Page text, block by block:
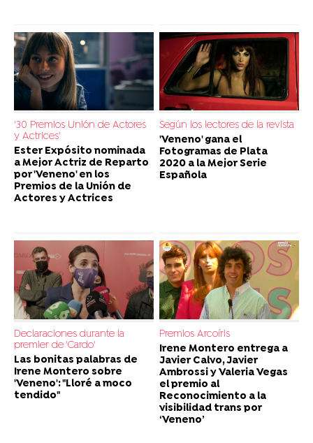
'30 Premios Unión de Actores
y Actrices'
Ester Expósito nominada
a Mejor Actriz de Reparto
por 'Veneno' en los
Premios de la Unión de
Actores y Actrices
Según los lectores de la revista
'Veneno' gana el
Fotogramas de Plata
2020 a la Mejor Serie
Española
Declaraciones durante la
premier de 'Cardo'
Las bonitas palabras de
Irene Montero sobre
'Veneno': "Lloré a moco
tendido"
Premios Arcoíris
Irene Montero entrega a
Javier Calvo, Javier
Ambrossi y Valeria Vegas
el premio al
Reconocimiento a la
visibilidad trans por
‘Veneno’